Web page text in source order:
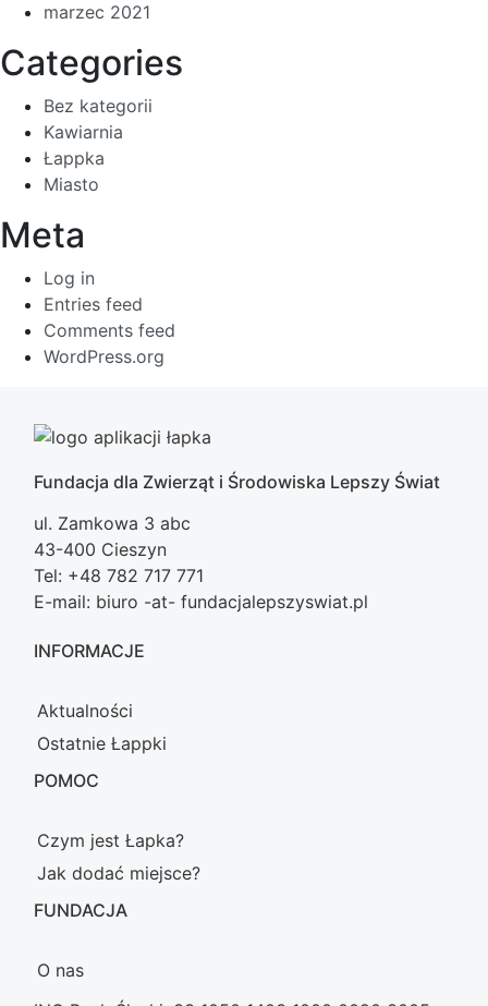
marzec 2021
Categories
Bez kategorii
Kawiarnia
Łappka
Miasto
Meta
Log in
Entries feed
Comments feed
WordPress.org
Fundacja dla Zwierząt i Środowiska Lepszy Świat
ul. Zamkowa 3 abc
43-400 Cieszyn
Tel: +48 782 717 771
E-mail: biuro -at- fundacjalepszyswiat.pl
INFORMACJE
Aktualności
Ostatnie Łappki
POMOC
Czym jest Łapka?
Jak dodać miejsce?
FUNDACJA
O nas